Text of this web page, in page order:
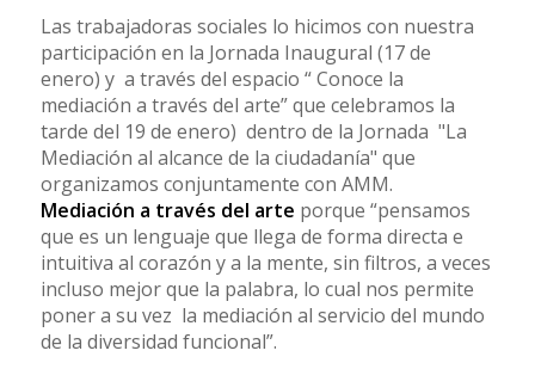
Las trabajadoras sociales lo hicimos con nuestra
participación en la Jornada Inaugural (17 de
enero) y a través del espacio “ Conoce la
mediación a través del arte” que celebramos la
tarde del 19 de enero) dentro de la Jornada "La
Mediación al alcance de la ciudadanía" que
organizamos conjuntamente con AMM.
Mediación a través del arte porque “pensamos
que es un lenguaje que llega de forma directa e
intuitiva al corazón y a la mente, sin filtros, a veces
incluso mejor que la palabra, lo cual nos permite
poner a su vez la mediación al servicio del mundo
de la diversidad funcional”.